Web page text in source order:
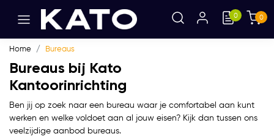
0 0
Home Bureaus
Bureaus bij Kato
Kantoorinrichting
Ben jij op zoek naar een bureau waar je comfortabel aan kunt
werken en welke voldoet aan al jouw eisen? Kijk dan tussen ons
veelzijdige aanbod bureaus.